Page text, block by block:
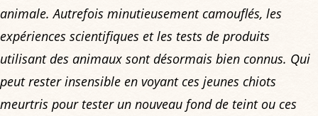
animale. Autrefois minutieusement camouflés, les
expériences scientifiques et les tests de produits
utilisant des animaux sont désormais bien connus. Qui
peut rester insensible en voyant ces jeunes chiots
meurtris pour tester un nouveau fond de teint ou ces